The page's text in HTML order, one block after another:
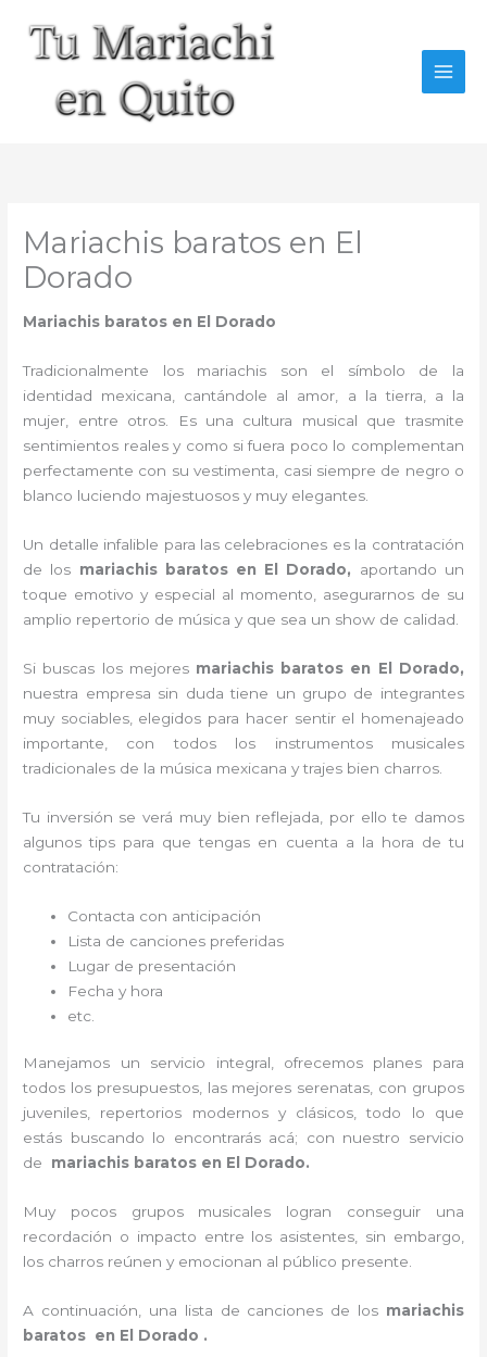
contenido
Mariachis baratos en El
Dorado
Mariachis baratos en El Dorado
Tradicionalmente los mariachis son el símbolo de la
identidad mexicana, cantándole al amor, a la tierra, a la
mujer, entre otros. Es una cultura musical que trasmite
sentimientos reales y como si fuera poco lo complementan
perfectamente con su vestimenta, casi siempre de negro o
blanco luciendo majestuosos y muy elegantes.
Un detalle infalible para las celebraciones es la contratación
de los mariachis baratos en El Dorado, aportando un
toque emotivo y especial al momento, asegurarnos de su
amplio repertorio de música y que sea un show de calidad.
Si buscas los mejores mariachis baratos en El Dorado,
nuestra empresa sin duda tiene un grupo de integrantes
muy sociables, elegidos para hacer sentir el homenajeado
importante, con todos los instrumentos musicales
tradicionales de la música mexicana y trajes bien charros.
Tu inversión se verá muy bien reflejada, por ello te damos
algunos tips para que tengas en cuenta a la hora de tu
contratación:
Contacta con anticipación
Lista de canciones preferidas
Lugar de presentación
Fecha y hora
etc.
Manejamos un servicio integral, ofrecemos planes para
todos los presupuestos, las mejores serenatas, con grupos
juveniles, repertorios modernos y clásicos, todo lo que
estás buscando lo encontrarás acá; con nuestro servicio
de mariachis baratos en El Dorado.
Muy pocos grupos musicales logran conseguir una
recordación o impacto entre los asistentes, sin embargo,
los charros reúnen y emocionan al público presente.
A continuación, una lista de canciones de los mariachis
baratos en El Dorado .